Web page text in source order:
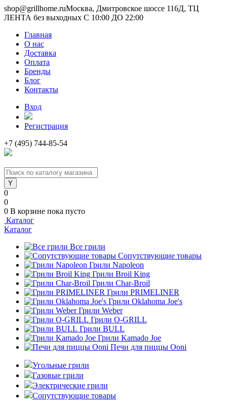
shop@grillhome.ruМосква, Дмитровское шоссе 116Д, ТЦ
ЛЕНТА без выходных С 10:00 ДО 22:00
Главная
О нас
Доставка
Оплата
Бренды
Блог
Контакты
Вход
Регистрация
+7 (495) 744-85-54
0
0
0 В корзине пока пусто
Каталог
Каталог
Все грили
Сопутствующие товары
Грили Napoleon
Грили Broil King
Грили Char-Broil
Грили PRIMELINER
Грили Oklahoma Joe's
Грили Weber
Грили O-GRILL
Грили BULL
Грили Kamado Joe
Печи для пиццы Ooni
Угольные грили
Газовые грили
Электрические грили
Сопутствующие товары